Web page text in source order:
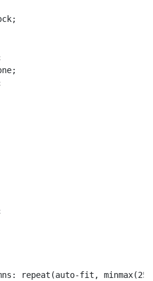
repeat(auto-fit,